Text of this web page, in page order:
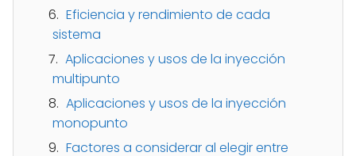
Eficiencia y rendimiento de cada
sistema
Aplicaciones y usos de la inyección
multipunto
Aplicaciones y usos de la inyección
monopunto
Factores a considerar al elegir entre